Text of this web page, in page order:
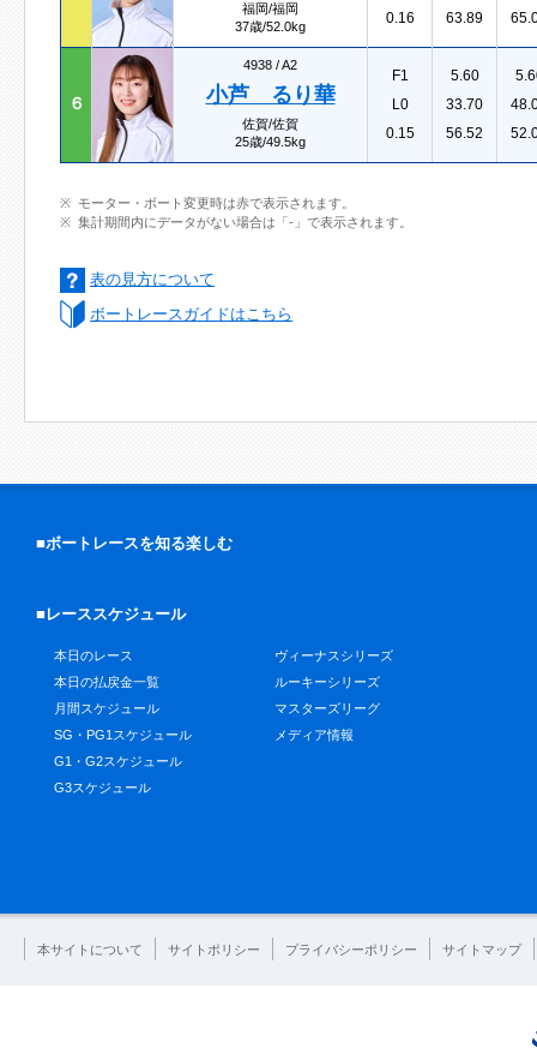
福岡/福岡
37歳/52.0kg
0.16
63.89
６
4938 /A2
小芦 るり華
佐賀/佐賀
25歳/49.5kg
F1
L0
0.15
5.60
33.70
56.52
モーター・ボート変更時は赤で表示されます。
集計期間内にデータがない場合は「-」で表示されます。
表の見方について
ボートレースガイドはこちら
■ボートレースを知る楽しむ
■レーススケジュール
本日のレース
本日の払戻金一覧
月間スケジュール
SG・PG1スケジュール
G1・G2スケジュール
G3スケジュール
ヴィーナスシリーズ
ルーキーシリーズ
マスターズリーグ
メディア情報
本サイトについて サイトポリシー プライバシーポリシー サイトマップ